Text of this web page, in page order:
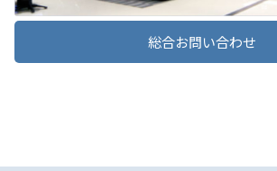
ノアを一部改良
従業員マスク着用のお知らせ
弊社では、新型コロナウイルス「 感染予防対策」として
従業員のマスク着用を実施しております。
ご理解を賜りますよう、お願い申し上げます。
総合お問い合わせ